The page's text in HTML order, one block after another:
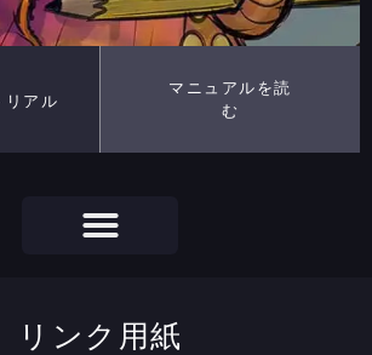
リアル
マニュアルを読
む
リンク用紙